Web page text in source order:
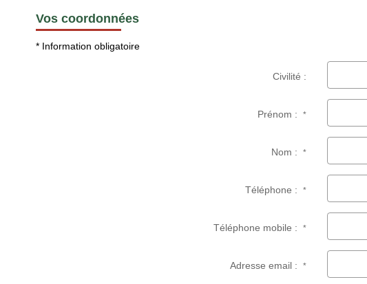
Vos coordonnées
* Information obligatoire
Civilité :
Prénom :*
Nom :*
Téléphone :*
Téléphone mobile :*
Adresse email :*